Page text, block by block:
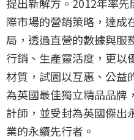
提出新解方。2012年率
際市場的營銷策略，達成
局，透過直營的數據與服
行銷、生產靈活度，更以
材質，試圖以互惠、公益
為英國最佳獨立精品品牌
計師，並受封為英國傑出
業的永續先行者。